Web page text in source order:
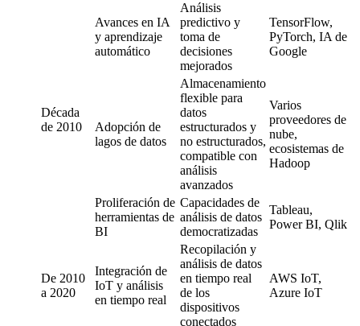
Década
de 2010
Avances en IA
y aprendizaje
automático
Análisis
predictivo y
toma de
decisiones
mejorados
TensorFlow,
PyTorch, IA de
Google
Adopción de
lagos de datos
Almacenamiento
flexible para
datos
estructurados y
no estructurados,
compatible con
análisis
avanzados
Varios
proveedores de
nube,
ecosistemas de
Hadoop
Proliferación de
herramientas de
BI
Capacidades de
análisis de datos
democratizadas
Tableau,
Power BI, Qlik
De 2010
a 2020
Integración de
IoT y análisis
en tiempo real
Recopilación y
análisis de datos
en tiempo real
de los
dispositivos
conectados
AWS IoT,
Azure IoT